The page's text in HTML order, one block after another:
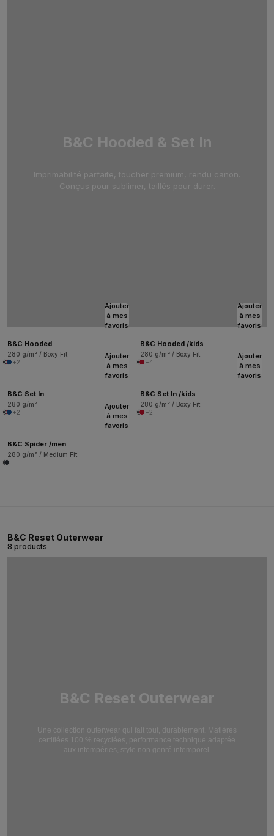
B&C Hooded & Set In
Imprimabilité parfaite, toucher premium, rendu canon.
Conçus pour sublimer, taillés pour durer.
Ajouter
à mes
favoris
B&C Hooded
280 g/m² / Boxy Fit
+2
Ajouter
à mes
favoris
B&C Hooded /kids
280 g/m² / Boxy Fit
+4
Ajouter
à mes
favoris
B&C Set In
280 g/m²
+2
Ajouter
à mes
favoris
B&C Set In /kids
280 g/m² / Boxy Fit
+2
Ajouter
à mes
favoris
B&C Spider /men
280 g/m² / Medium Fit
B&C Reset Outerwear
8 products
B&C Reset Outerwear
Une collection outerwear qui fait tout, durablement. Matières
certifiées 100 % recyclées, performance technique adaptée
aux intempéries, style non genré intemporel.